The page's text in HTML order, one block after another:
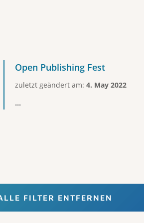
Open Publishing Fest
zuletzt geändert am: 4. May 2022
...
FILTER ENTFERNEN